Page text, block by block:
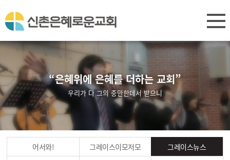
“은혜위에 은혜를 더하는 교회”
우리가 다 그의 충만한데서 받으니
어서와! 그레이스이모저모
그레이스뉴스